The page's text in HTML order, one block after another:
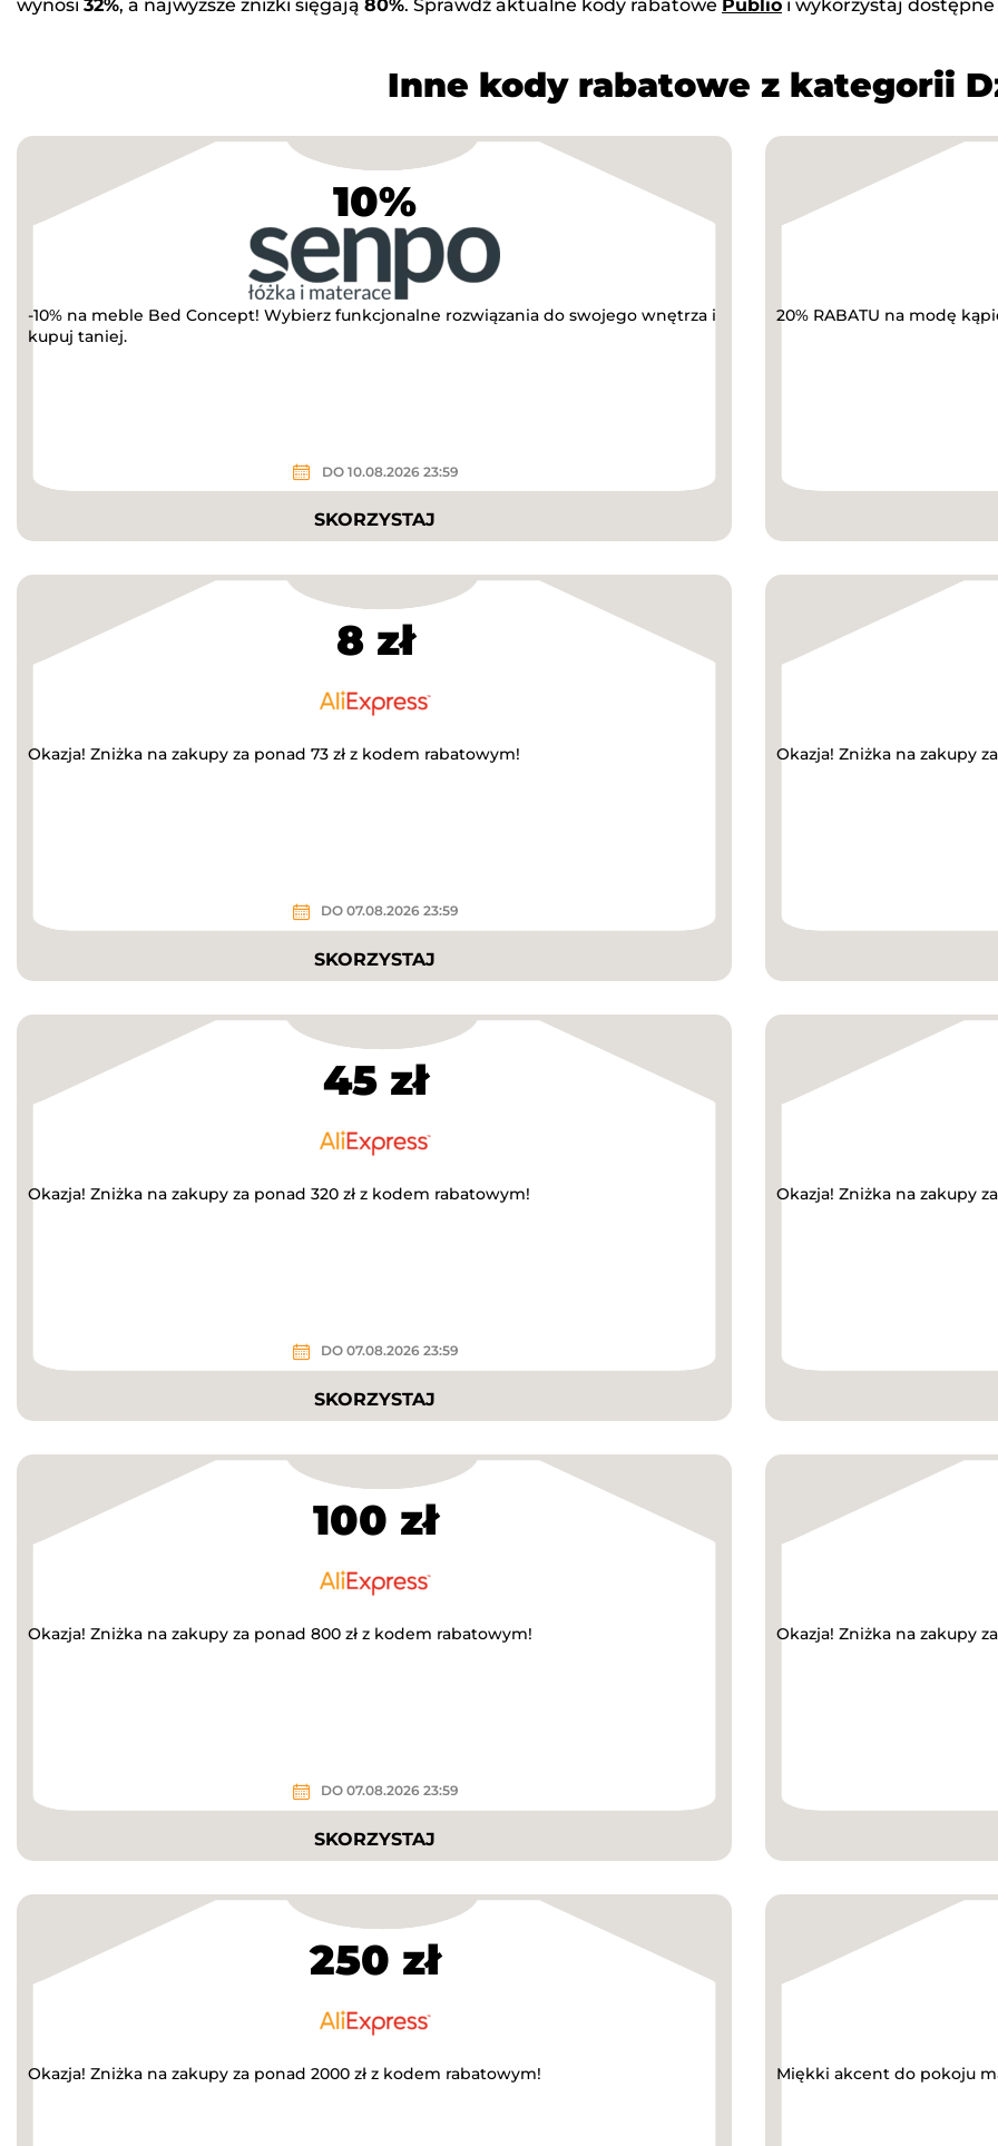
wynosi 32%, a najwyższe zniżki sięgają 80%. Sprawdź aktualne kody rabatowe Publio i wykorzystaj
Inne kody rabatowe z kategorii
10%
-10% na meble Bed Concept! Wybierz funkcjonalne rozwiązania do swojego wnętrza i
kupuj taniej.
DO 10.08.2026 23:59
SKORZYSTAJ
20% RABATU na modę
8 zł
Okazja! Zniżka na zakupy za ponad 73 zł z kodem rabatowym!
DO 07.08.2026 23:59
SKORZYSTAJ
Okazja! Zniżka na zakupy
45 zł
Okazja! Zniżka na zakupy za ponad 320 zł z kodem rabatowym!
DO 07.08.2026 23:59
SKORZYSTAJ
Okazja! Zniżka na zakupy
100 zł
Okazja! Zniżka na zakupy za ponad 800 zł z kodem rabatowym!
DO 07.08.2026 23:59
SKORZYSTAJ
Okazja! Zniżka na zakupy
250 zł
Okazja! Zniżka na zakupy za ponad 2000 zł z kodem rabatowym! Miękki akcent do pokoju